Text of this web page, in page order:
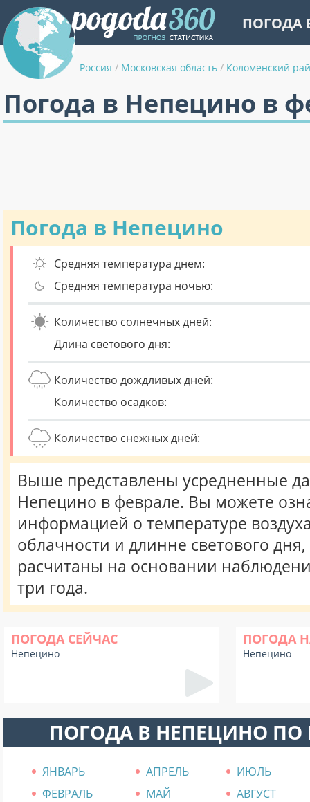
ПОГОДА
Россия / Московская область / Коломенский
Погода в Непецино в
Погода в Непецино
Средняя температура днем:
Средняя температура ночью:
Количество солнечных дней:
Длина светового дня:
Количество дождливых дней:
Количество осадков:
Количество снежных дней:
Выше представлены усредненные
Непецино в феврале. Вы можете
информацией о температуре
облачности и длинне светового
расчитаны на основании
три года.
ПОГОДА СЕЙЧАС
Непецино
ПОГОДА
Непецино
ПОГОДА В НЕПЕЦИНО
ЯНВАРЬ АПРЕЛЬ
ИЮЛЬ
ФЕВРАЛЬ
МАЙ
АВГУСТ